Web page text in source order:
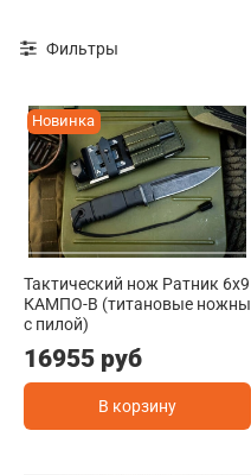
Фильтры
Новинка
Тактический нож Ратник 6х9
КАМПО-В (титановые ножны
с пилой)
16955 руб
В корзину